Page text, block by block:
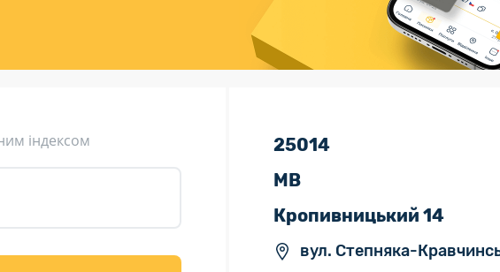
Валютно-обмінні операції
індексом
25014
МВ
Кропивницький 14
вул. Степняка-